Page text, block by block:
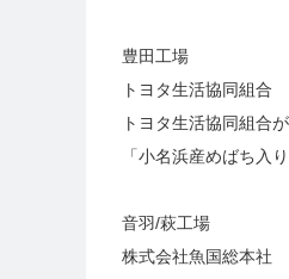
豊田工場
トヨタ生活協同組合
トヨタ生活協同組合
「小名浜産めばち入
音羽/萩工場
株式会社魚国総本社